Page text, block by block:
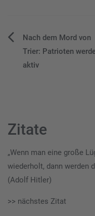
Nach dem Mord von
Trier: Patrioten
aktiv
Zitate
„Wenn man eine große
wiederholt, dann werden
(Adolf Hitler)
>> nächstes Zitat